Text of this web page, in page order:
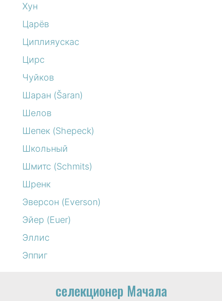
Хун
Царёв
Циплияускас
Цирс
Чуйков
Шаран (Šaran)
Шелов
Шепек (Shepeck)
Школьный
Шмитс (Schmits)
Шренк
Эверсон (Everson)
Эйер (Euer)
Эллис
Эппиг
селекционер Мачала